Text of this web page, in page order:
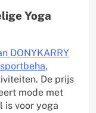
Yoga
DONYKARRY
,
De prijs
mode met
is voor yoga